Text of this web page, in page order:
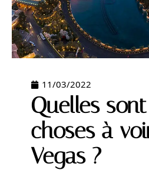
11/03/2022
Quelles
choses à
Vegas ?